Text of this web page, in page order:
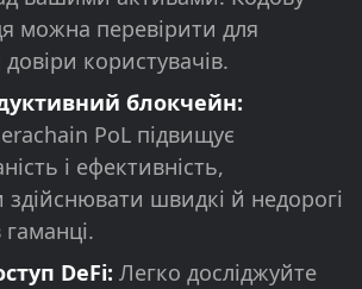
можна перевірити для
користувачів.
блокчейн:
PoL підвищує
і ефективність,
швидкі й недорогі
гаманці.
DeFi: Легко досліджуйте